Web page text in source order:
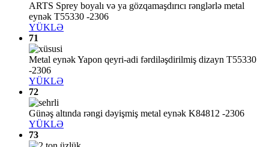
ARTS Sprey boyalı və ya gözqamaşdırıcı rənglərlə metal
eynək T55330 -2306
YÜKLƏ
71
Metal eynək Yapon qeyri-adi fərdiləşdirilmiş dizayn T55330
-2306
YÜKLƏ
72
Günəş altında rəngi dəyişmiş metal eynək K84812 -2306
YÜKLƏ
73